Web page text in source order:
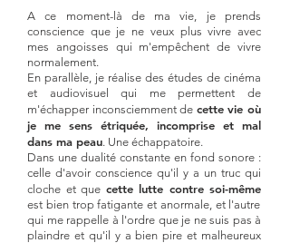
A ce moment-là de ma vie, je prends
conscience que je ne veux plus vivre avec
mes angoisses qui m'empêchent de vivre
normalement.
En parallèle, je réalise des études de cinéma
et audiovisuel qui me permettent de
m'échapper inconsciemment de cette vie où
je me sens étriquée, incomprise et mal
dans ma peau. Une échappatoire.
Dans une dualité constante en fond sonore :
celle d'avoir conscience qu'il y a un truc qui
cloche et que cette lutte contre soi-même
est bien trop fatigante et anormale, et l'autre
qui me rappelle à l'ordre que je ne suis pas à
plaindre et qu'il y a bien pire et malheureux